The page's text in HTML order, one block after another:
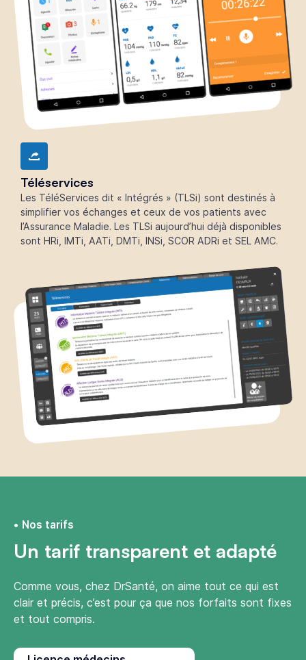
Téléservices
Les TéléServices dit « Intégrés » (TLSi) sont destinés à
simplifier vos échanges et ceux de vos patients avec
l’Assurance Maladie. Les TLSi aujourd’hui déjà disponibles
sont HRi, IMTi, AATi, DMTi, INSi, SCOR ADRi et SEL AMC.
Nos tarifs
Un tarif transparent et adapté
Comme vous, chez DrSanté, on aime tout ce qui est
clair et précis, c’est pour ça que nos forfaits sont fixes
et tout compris.